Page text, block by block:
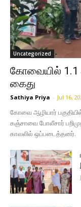
Uncategorized
கோவையில் 1.1
கைது
Sathiya Priya - Jul 16,
கோவை ஆழியார்
கஞ்சாவை போலீசார்
காவலில் ஒப்படைத்தனர்.